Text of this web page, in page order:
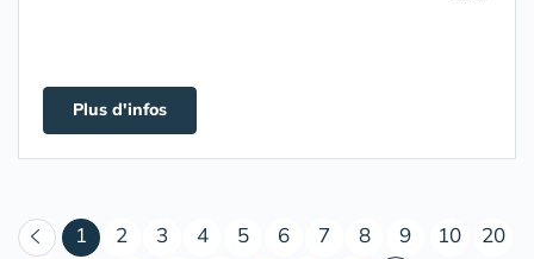
Plus d'infos
1 (courant)
2 3 4 5 6 7 8 9 10
20